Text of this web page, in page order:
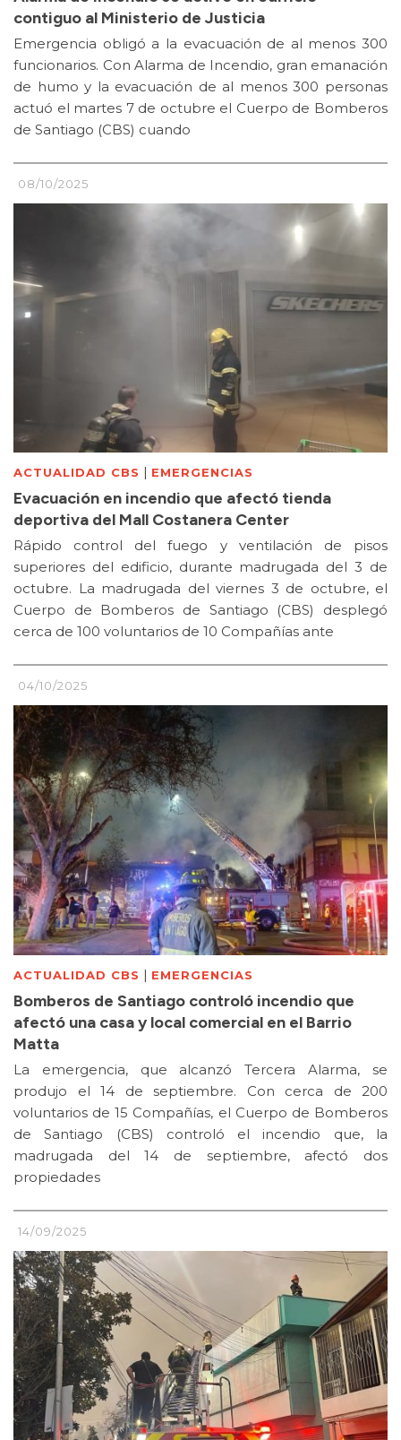
contiguo al Ministerio de Justicia
Emergencia obligó a la evacuación de al menos 300
funcionarios. Con Alarma de Incendio, gran emanación
de humo y la evacuación de al menos 300 personas
actuó el martes 7 de octubre el Cuerpo de Bomberos
de Santiago (CBS) cuando
08/10/2025
ACTUALIDAD CBS | EMERGENCIAS
Evacuación en incendio que afectó tienda
deportiva del Mall Costanera Center
Rápido control del fuego y ventilación de pisos
superiores del edificio, durante madrugada del 3 de
octubre. La madrugada del viernes 3 de octubre, el
Cuerpo de Bomberos de Santiago (CBS) desplegó
cerca de 100 voluntarios de 10 Compañías ante
04/10/2025
ACTUALIDAD CBS | EMERGENCIAS
Bomberos de Santiago controló incendio que
afectó una casa y local comercial en el Barrio
Matta
La emergencia, que alcanzó Tercera Alarma, se
produjo el 14 de septiembre. Con cerca de 200
voluntarios de 15 Compañías, el Cuerpo de Bomberos
de Santiago (CBS) controló el incendio que, la
madrugada del 14 de septiembre, afectó dos
propiedades
14/09/2025